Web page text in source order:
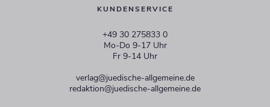
KUNDENSERVICE
+49 30 275833 0
Mo-Do 9-17 Uhr
Fr 9-14 Uhr
verlag@juedische-allgemeine.de
redaktion@juedische-allgemeine.de